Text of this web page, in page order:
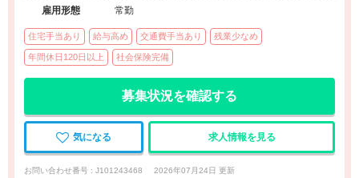
雇用形態
常勤
住宅手当あり 給与高め 交通費手当あり 残業少なめ
年間休日120日以上 社会保険完備
募集状況を確認する
気になる 求人情報を見る
お問い合わせ番号 : J101243468 2026年07月24日 更新